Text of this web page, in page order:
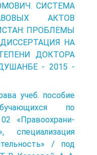
СИСТЕМА
АКТОВ
ПРОБЛЕМЫ
НА
ДОКТОРА
- 2015 -
учеб. пособие
по
«Правоохрани­
специализация
/ под